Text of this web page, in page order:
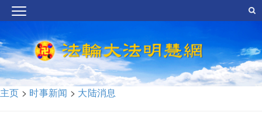
主页 > 时事新闻 > 大陆消息